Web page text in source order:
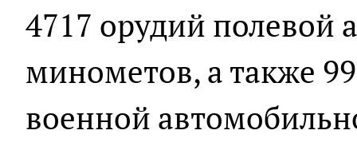
4717 орудий полевой
минометов, а также
военной